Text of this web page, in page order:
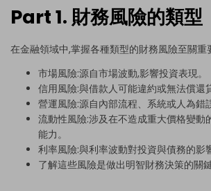
Part 1. 財務風險的類型
在金融領域中,掌握各種類型的財務風險至關重
市場風險:源自市場波動,影響投資表現。
信用風險:與借款人可能違約或無法償還
營運風險:源自內部流程、系統或人為錯
流動性風險:涉及在不造成重大價格變動
能力。
利率風險:與利率波動對投資與債務的影
了解這些風險是做出明智財務決策的關鍵